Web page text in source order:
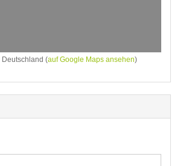
(auf Google Maps ansehen)